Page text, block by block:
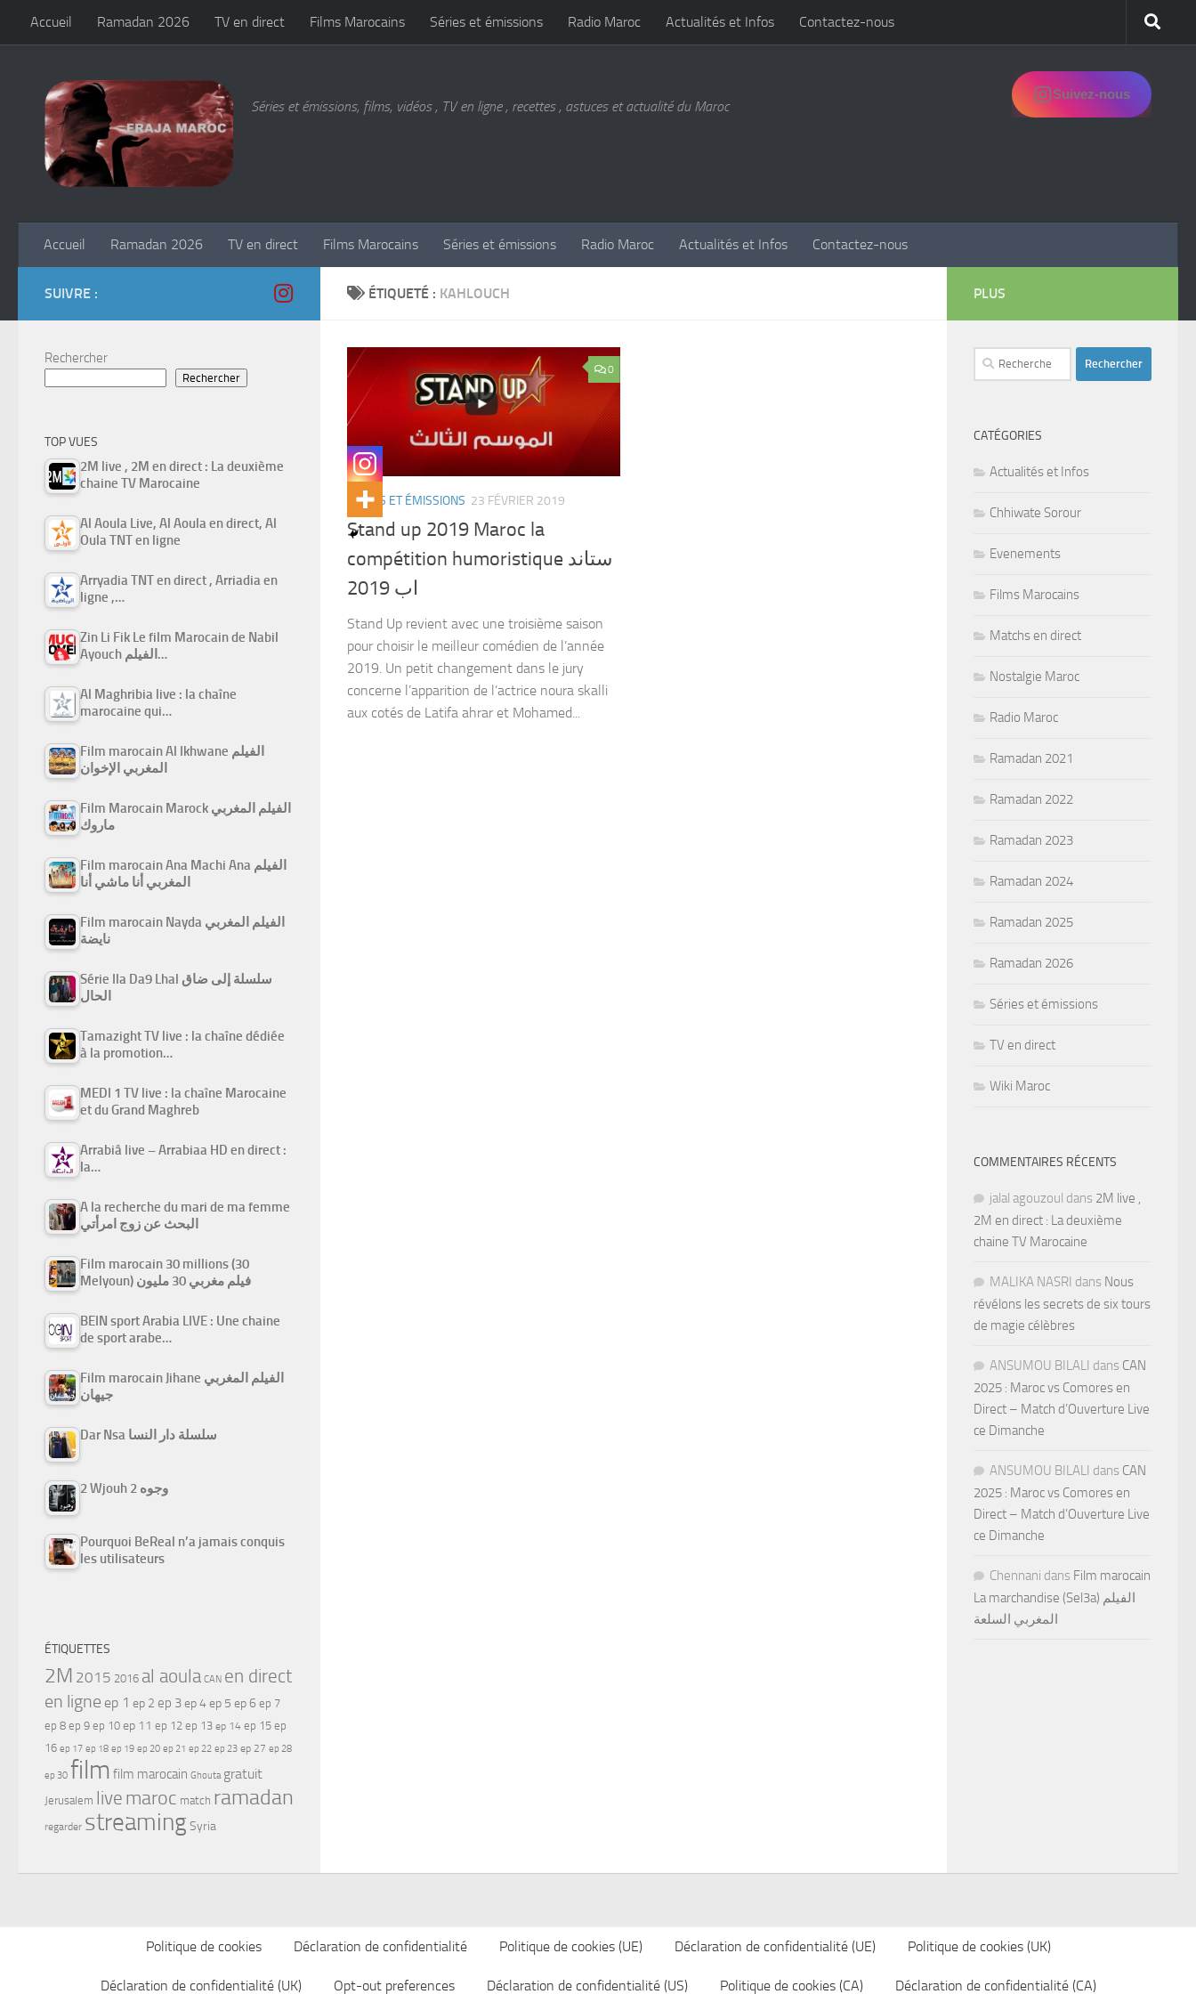
Skip to content
Accueil Ramadan 2026 TV en direct Films Marocains Séries et émissions Radio Maroc Actualités et Infos Contactez-nous
Séries et émissions, films, vidéos , TV en ligne , recettes , astuces et actualité du Maroc
Suivez-nous
Accueil Ramadan 2026 TV en direct Films Marocains Séries et émissions Radio Maroc Actualités et Infos Contactez-nous
ÉTIQUETÉ : KAHLOUCH
0
SÉRIES ET ÉMISSIONS 23 FÉVRIER 2019
Stand up 2019 Maroc la
compétition humoristique ستاند
اب 2019
Stand Up revient avec une troisième saison
pour choisir le meilleur comédien de l’année
2019. Un petit changement dans le jury
concerne l’apparition de l’actrice noura skalli
aux cotés de Latifa ahrar et Mohamed...
SUIVRE :
Rechercher
Rechercher
TOP VUES
2M live , 2M en direct : La deuxième
chaine TV Marocaine
Al Aoula Live, Al Aoula en direct, Al
Oula TNT en ligne
Arryadia TNT en direct , Arriadia en
ligne ,…
Zin Li Fik Le film Marocain de Nabil
Ayouch الفيلم…
Al Maghribia live : la chaîne
marocaine qui…
Film marocain Al Ikhwane الفيلم
المغربي الإخوان
Film Marocain Marock الفيلم المغربي
ماروك
Film marocain Ana Machi Ana الفيلم
المغربي أنا ماشي أنا
Film marocain Nayda الفيلم المغربي
نايضة
Série Ila Da9 Lhal سلسلة إلى ضاق
الحال
Tamazight TV live : la chaîne dédiée
à la promotion…
MEDI 1 TV live : la chaîne Marocaine
et du Grand Maghreb
Arrabiâ live – Arrabiaa HD en direct :
la…
A la recherche du mari de ma femme
البحث عن زوج امرأتي
Film marocain 30 millions (30
Melyoun) فيلم مغربي 30 مليون
BEIN sport Arabia LIVE : Une chaine
de sport arabe…
Film marocain Jihane الفيلم المغربي
جيهان
Dar Nsa سلسلة دار النسا
2 Wjouh 2 وجوه
Pourquoi BeReal n’a jamais conquis
les utilisateurs
ÉTIQUETTES
2M 2015 2016 al aoula CAN en direct
en ligne ep 1 ep 2 ep 3ep 4ep 5 ep 6 ep 7
ep 8 ep 9 ep 10 ep 11 ep 12 ep 13 ep 14 ep 15 ep
16 ep 17 ep 18 ep 19 ep 20 ep 21 ep 22 ep 23 ep 27 ep 28
ep 30 film film marocain Ghouta gratuit
Jerusalem live maroc match ramadan
regarder streamingSyria
PLUS
Rechercher :
CATÉGORIES
Actualités et Infos
Chhiwate Sorour
Evenements
Films Marocains
Matchs en direct
Nostalgie Maroc
Radio Maroc
Ramadan 2021
Ramadan 2022
Ramadan 2023
Ramadan 2024
Ramadan 2025
Ramadan 2026
Séries et émissions
TV en direct
Wiki Maroc
COMMENTAIRES RÉCENTS
jalal agouzoul dans 2M live ,
2M en direct : La deuxième
chaine TV Marocaine
MALIKA NASRI dans Nous
révélons les secrets de six tours
de magie célèbres
ANSUMOU BILALI dans CAN
2025 : Maroc vs Comores en
Direct – Match d’Ouverture Live
ce Dimanche
ANSUMOU BILALI dans CAN
2025 : Maroc vs Comores en
Direct – Match d’Ouverture Live
ce Dimanche
Chennani dans Film marocain
La marchandise (Sel3a) الفيلم
المغربي السلعة
Politique de cookies Déclaration de confidentialité Politique de cookies (UE) Déclaration de confidentialité (UE) Politique de cookies (UK)
Déclaration de confidentialité (UK) Opt-out preferences Déclaration de confidentialité (US) Politique de cookies (CA) Déclaration de confidentialité (CA)